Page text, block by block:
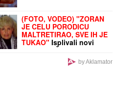
(FOTO, VODEO) "ZORAN
JE CELU PORODICU
MALTRETIRAO, SVE IH JE
TUKAO" Isplivali novi
detalji o UŽASU na
Novom Beogradu: "Čuo
sam neku buku, jakoby Aklamator